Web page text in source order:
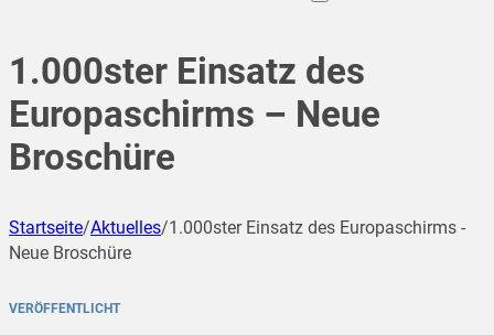
1.000ster Einsatz des
Europaschirms – Neue
Broschüre
Startseite/Aktuelles/1.000ster Einsatz des Europaschirms -
Neue Broschüre
VERÖFFENTLICHT